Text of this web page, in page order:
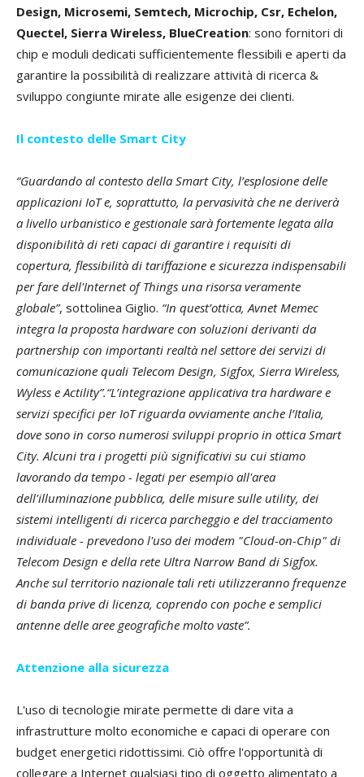
Design, Microsemi, Semtech, Microchip, Csr, Echelon,
Quectel, Sierra Wireless, BlueCreation: sono fornitori di
chip e moduli dedicati sufficientemente flessibili e aperti da
garantire la possibilità di realizzare attività di ricerca &
sviluppo congiunte mirate alle esigenze dei clienti.
Il contesto delle Smart City
“Guardando al contesto della Smart City, l’esplosione delle
applicazioni IoT e, soprattutto, la pervasività che ne deriverà
a livello urbanistico e gestionale sarà fortemente legata alla
disponibilità di reti capaci di garantire i requisiti di
copertura, flessibilità di tariffazione e sicurezza indispensabili
per fare dell'Internet of Things una risorsa veramente
globale”, sottolinea Giglio. “In quest’ottica, Avnet Memec
integra la proposta hardware con soluzioni derivanti da
partnership con importanti realtà nel settore dei servizi di
comunicazione quali Telecom Design, Sigfox, Sierra Wireless,
Wyless e Actility”.“L’integrazione applicativa tra hardware e
servizi specifici per IoT riguarda ovviamente anche l’Italia,
dove sono in corso numerosi sviluppi proprio in ottica Smart
City. Alcuni tra i progetti più significativi su cui stiamo
lavorando da tempo - legati per esempio all'area
dell'illuminazione pubblica, delle misure sulle utility, dei
sistemi intelligenti di ricerca parcheggio e del tracciamento
individuale - prevedono l'uso dei modem "Cloud-on-Chip" di
Telecom Design e della rete Ultra Narrow Band di Sigfox.
Anche sul territorio nazionale tali reti utilizzeranno frequenze
di banda prive di licenza, coprendo con poche e semplici
antenne delle aree geografiche molto vaste”.
Attenzione alla sicurezza
L'uso di tecnologie mirate permette di dare vita a
infrastrutture molto economiche e capaci di operare con
budget energetici ridottissimi. Ciò offre l'opportunità di
collegare a Internet qualsiasi tipo di oggetto alimentato a